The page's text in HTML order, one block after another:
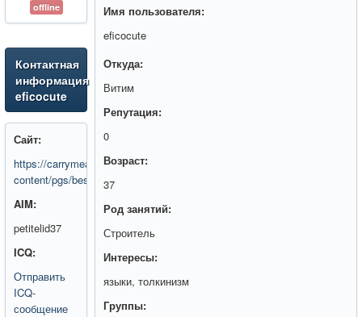
offline
Контактная
информация
eficocute
Сайт:
https://carrymeaway.com/wp-
content/pgs/
AIM:
petitelid37
ICQ:
Отправить
ICQ-
сообщение
Имя пользователя:
eficocute
Откуда:
Витим
Репутация:
0
Возраст:
37
Род занятий:
Строитель
Интересы:
языки, толкинизм
Группы: